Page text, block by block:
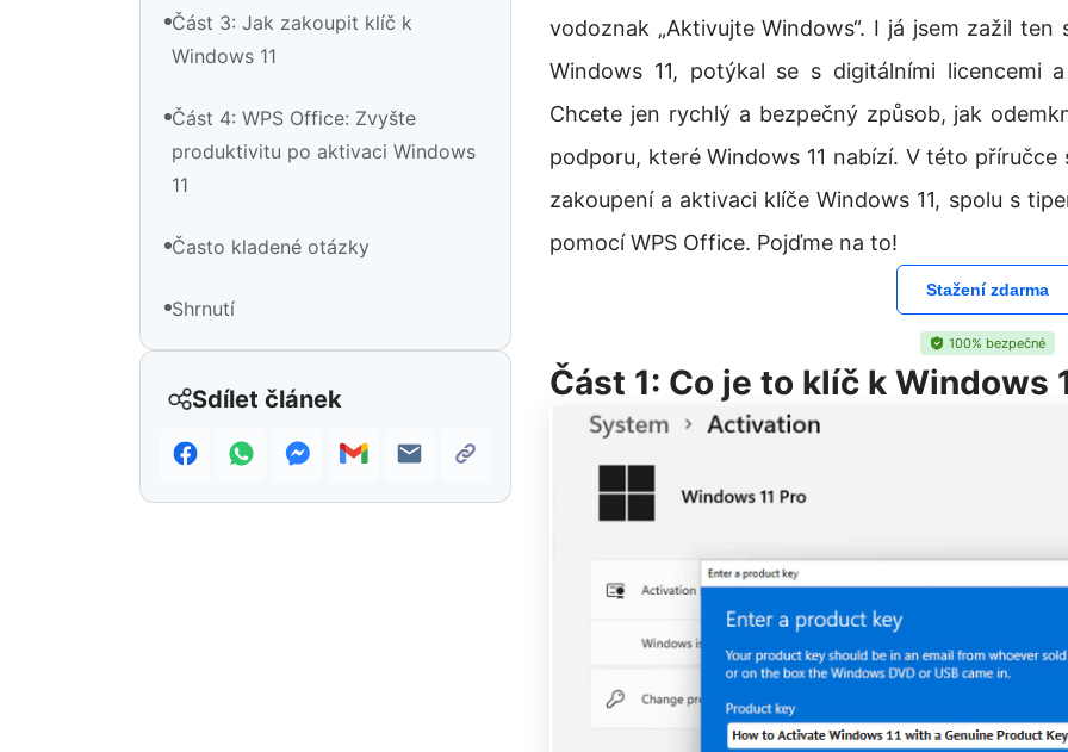
Část 3: Jak zakoupit klíč k
Windows 11
Část 4: WPS Office: Zvyšte
produktivitu po aktivaci Windows
11
Často kladené otázky
Shrnutí
Sdílet článek
vodoznak „Aktivujte Windows“. I já jsem zažil
Windows 11, potýkal se s digitálními licencemi
Chcete jen rychlý a bezpečný způsob, jak
podporu, které Windows 11 nabízí. V této
zakoupení a aktivaci klíče Windows 11, spolu s
pomocí WPS Office. Pojďme na to!
Stažení zdarma
100% bezpečné
Část 1: Co je to klíč k Windows